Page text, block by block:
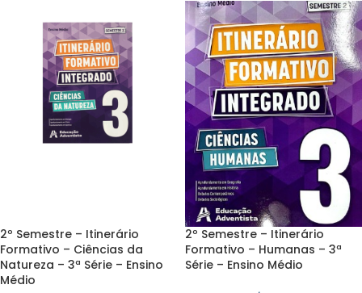
2º Semestre – Itinerário
Formativo – Ciências da
Natureza – 3ª Série – Ensino
Médio
2º Semestre – Itinerário
Formativo – Humanas – 3ª
Série – Ensino Médio